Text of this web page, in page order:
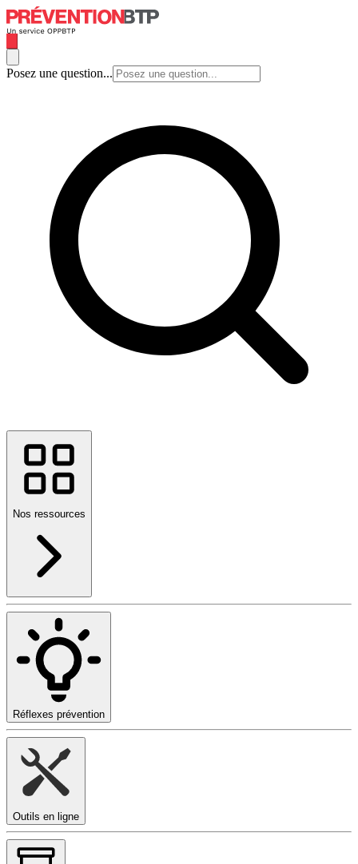
Posez une question...
Nos ressources
Réflexes prévention
Outils en ligne